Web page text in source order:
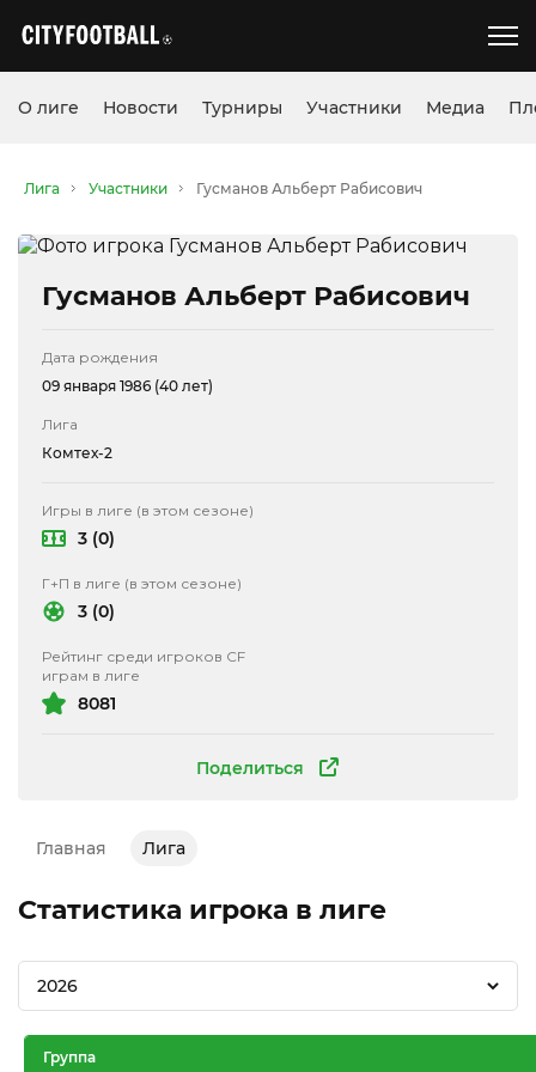
О лиге Новости Турниры Участники Медиа
Лига Участники Гусманов Альберт Рабисович
Гусманов Альберт Рабисович
Поделиться
Дата рождения
09 января 1986 (40 лет)
Лига
Комтех-2
Игры в лиге (в этом сезоне)
3 (0)
Г+П в лиге (в этом сезоне)
3 (0)
Рейтинг среди игроков CF
играм в лиге
8081
Главная Лига
Статистика игрока в лиге
2026
Группа